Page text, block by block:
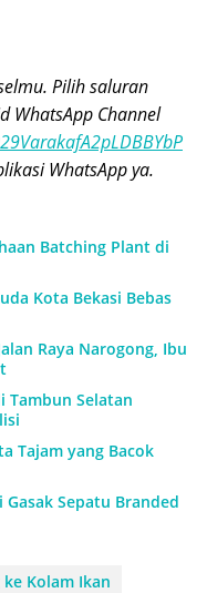
Pilih saluran
WhatsApp Channel
WhatsApp ya.
Batching Plant di
Kota Bekasi Bebas
Raya Narogong, Ibu
Tambun Selatan
Tajam yang Bacok
Sepatu Branded
Kolam Ikan